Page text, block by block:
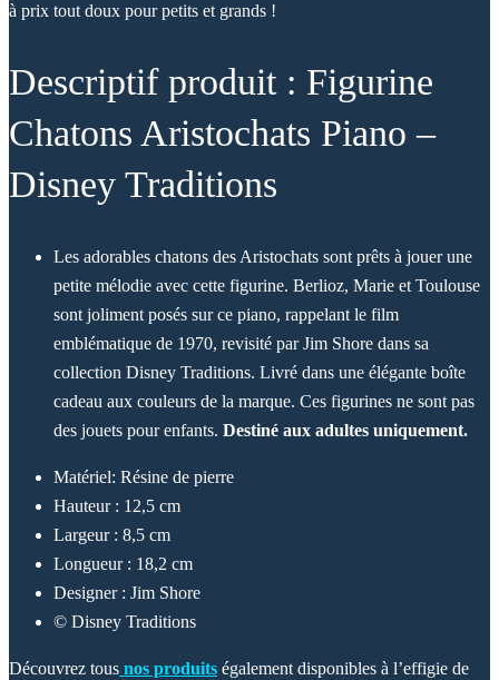
à prix tout doux pour petits et grands !
Descriptif produit : Figurine
Chatons Aristochats Piano –
Disney Traditions
Les adorables chatons des Aristochats sont prêts à jouer une
petite mélodie avec cette figurine. Berlioz, Marie et Toulouse
sont joliment posés sur ce piano, rappelant le film
emblématique de 1970, revisité par Jim Shore dans sa
collection Disney Traditions. Livré dans une élégante boîte
cadeau aux couleurs de la marque. Ces figurines ne sont pas
des jouets pour enfants. Destiné aux adultes uniquement.
Matériel: Résine de pierre
Hauteur : 12,5 cm
Largeur : 8,5 cm
Longueur : 18,2 cm
Designer : Jim Shore
© Disney Traditions
Découvrez tous nos produits également disponibles à l’effigie de